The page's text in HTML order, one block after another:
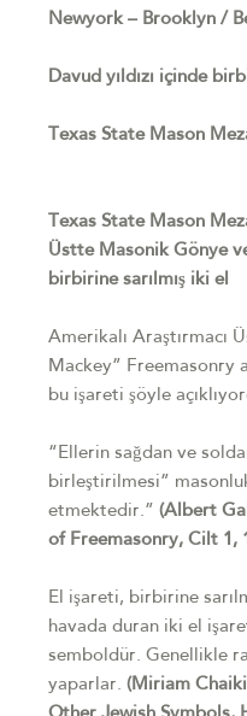
Newyork – Brooklyn /
Davud yıldızı içinde
Texas State Mason
Texas State Mason
Üstte Masonik Gönye
birbirine sarılmış iki el
Amerikalı Araştırmacı
Mackey” Freemasonry
bu işareti şöyle
“Ellerin sağdan ve
birleştirilmesi”
etmektedir.” (Albert
of Freemasonry, Cilt 1,
El işareti, birbirine
havada duran iki el
semboldür. Genellikle
yaparlar. (Miriam